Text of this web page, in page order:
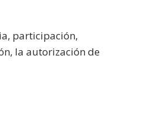
participación,
la autorización de